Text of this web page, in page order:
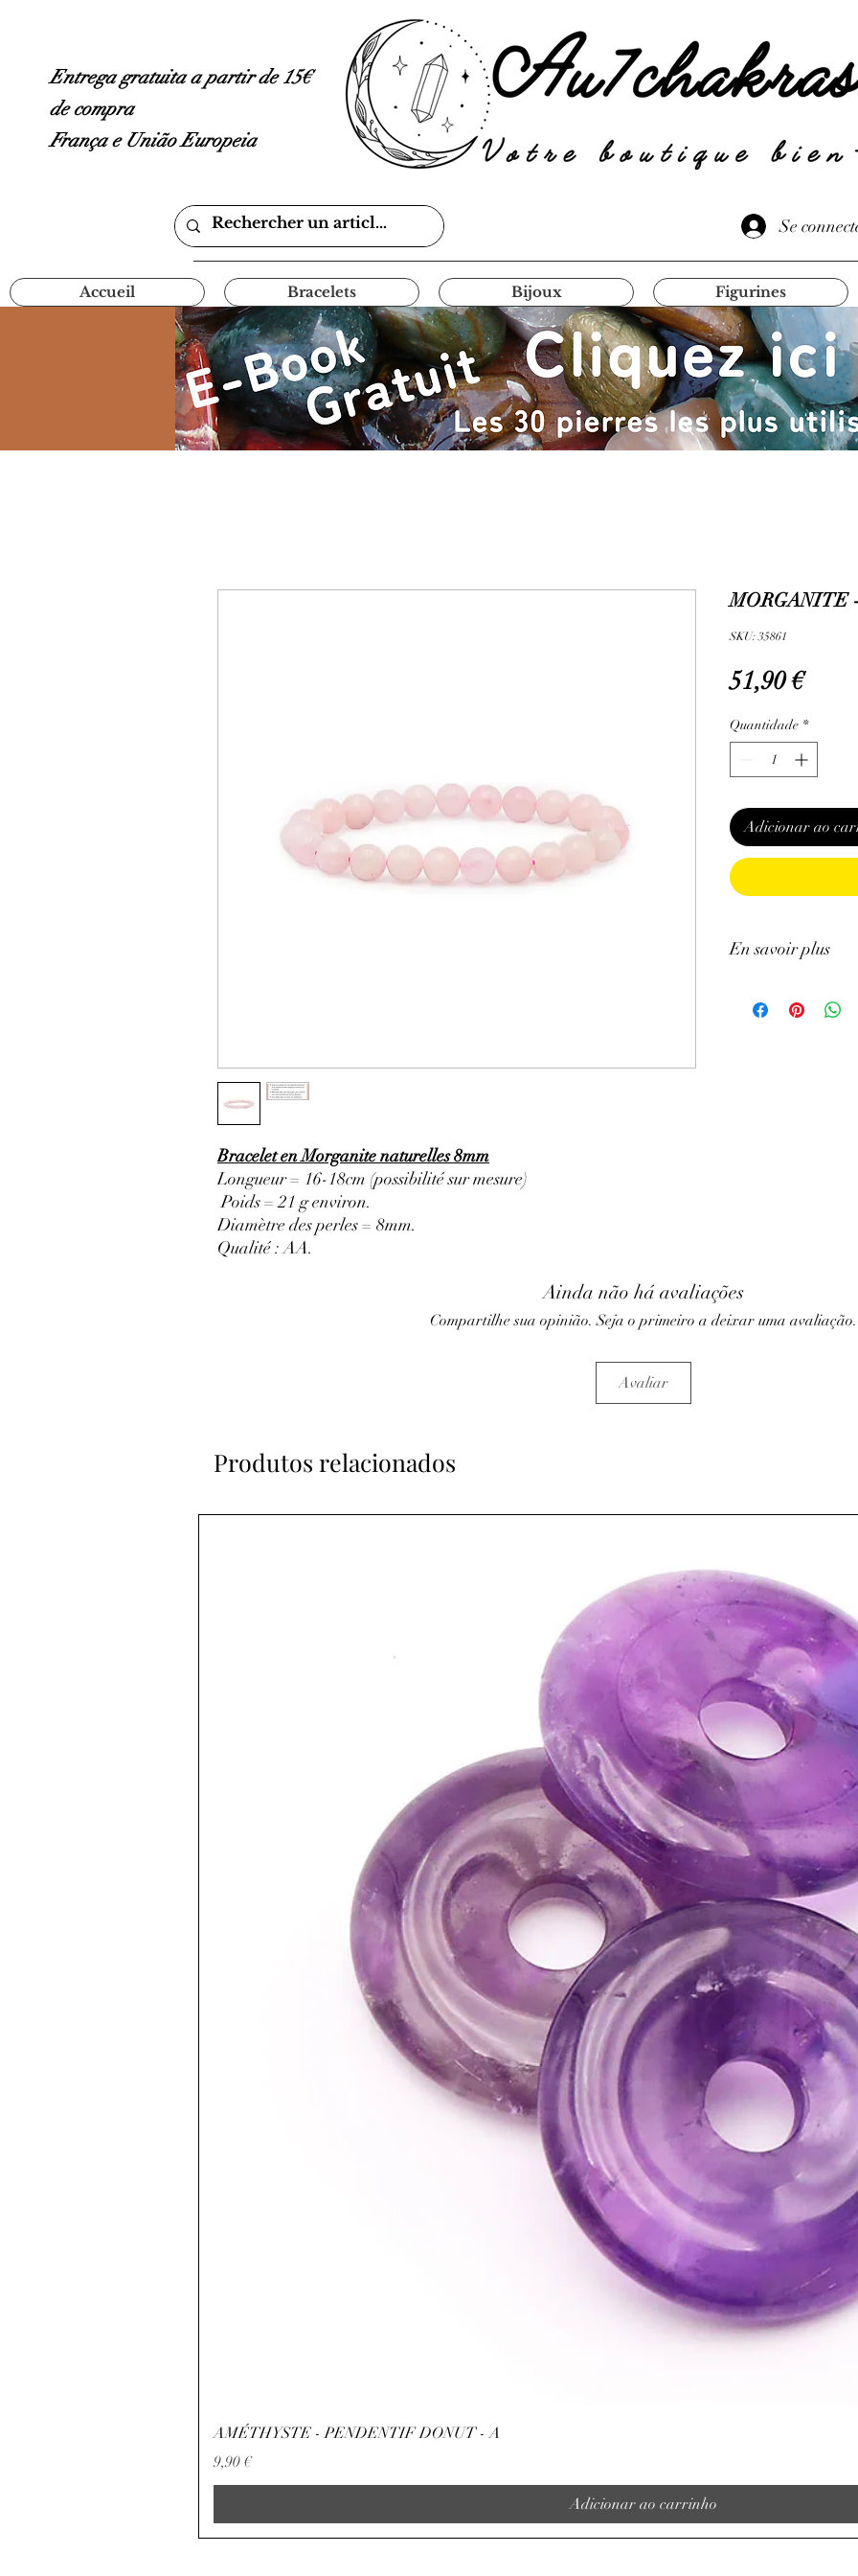
Entrega gratuita a partir de 15€
de compra
França e União Europeia
Se
Accueil Bracelets Bijoux Figurines
Bracelet en Morganite naturelles 8mm
Longueur = 16-18cm (possibilité sur mesure)
Poids = 21 g environ.
Diamètre des perles = 8mm.
Qualité : AA.
MORGANITE
SKU: 35861
51,90 €Preço
Quantidade *
Adicionar ao
En savoir plus
n'exclut en aucun
Ainda não há avaliações
Compartilhe sua opinião. Seja o primeiro a deixar uma avaliação.
Avaliar
Produtos relacionados
AMÉTHYSTE - PENDENTIF DONUT - A
Preço
9,90 €
Adicionar ao carrinho